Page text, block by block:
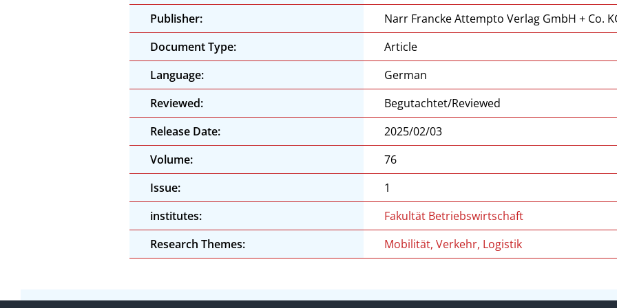
Publisher:
Narr Francke Attempto Verlag GmbH + Co.
Document Type:
Article
Language:
German
Reviewed:
Begutachtet/Reviewed
Release Date:
2025/02/03
Volume:
76
Issue:
1
institutes:
Fakultät Betriebswirtschaft
Research Themes:
Mobilität, Verkehr, Logistik